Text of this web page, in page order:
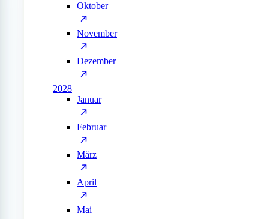
Oktober
November
Dezember
2028
Januar
Februar
März
April
Mai